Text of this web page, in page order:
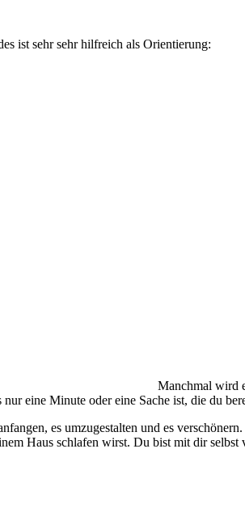
ist sehr sehr hilfreich als Orientierung:
Manchmal wird
eine Minute oder eine Sache ist, die du
es umzugestalten und es
Haus schlafen wirst. Du bist mit dir